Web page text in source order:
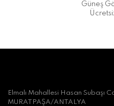
Güneş
Elmalı Mahallesi Hasan Subaşı
MURATPAŞA/ANTALYA